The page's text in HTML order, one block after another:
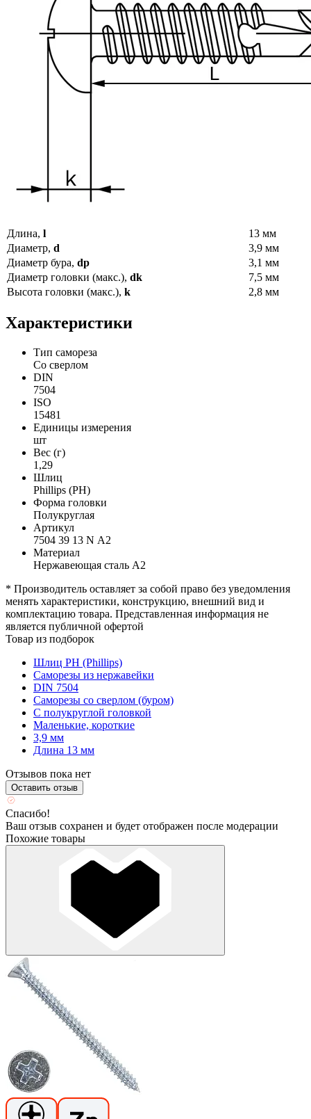
Длина, l
13 мм
Диаметр, d
3,9 мм
Диаметр бура, dp
3,1 мм
Диаметр головки (макс.), dk
7,5 мм
Высота головки (макс.), k 2,8 мм
Характеристики
Тип самореза
Со сверлом
DIN
7504
ISO
15481
Единицы измерения
шт
Вес (г)
1,29
Шлиц
Phillips (PH)
Форма головки
Полукруглая
Артикул
7504 39 13 N А2
Материал
Нержавеющая сталь А2
* Производитель оставляет за собой право без уведомления
менять характеристики, конструкцию, внешний вид и
комплектацию товара. Представленная информация не
является публичной офертой
Товар из подборок
Шлиц PH (Phillips)
Саморезы из нержавейки
DIN 7504
Саморезы со сверлом (буром)
С полукруглой головкой
Маленькие, короткие
3,9 мм
Длина 13 мм
Отзывов пока нет
Оставить отзыв
Спасибо!
Ваш отзыв сохранен и будет отображен после модерации
Похожие товары